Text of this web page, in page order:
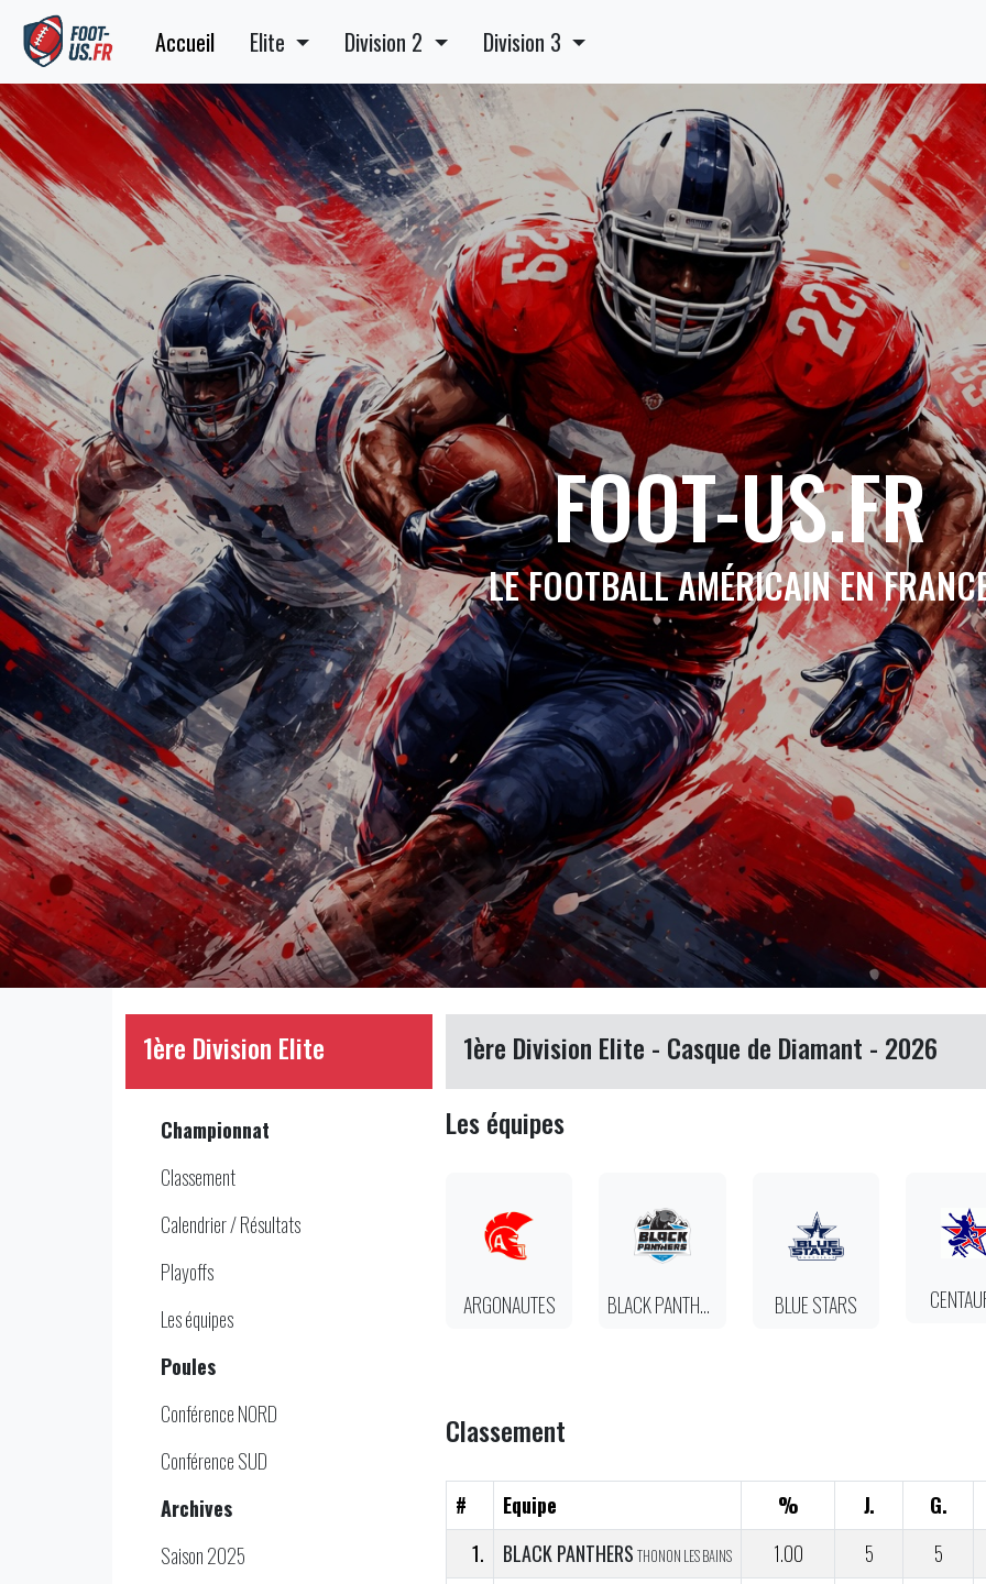
Accueil Elite Division 2 Division 3
FOOT-US.FR
LE FOOTBALL AMÉRICAIN EN
1ère Division Elite
Championnat
Classement
Calendrier / Résultats
Playoffs
Les équipes
Poules
Conférence NORD
Conférence SUD
Archives
Saison 2025
1ère Division Elite - Casque de Diamant - 2026
Les équipes
ARGONAUTES BLACK PANTHERS BLUE STARS
Classement
# Equipe % J.
G.
1.
BLACK PANTHERS THONON LES BAINS 1.00 5
5